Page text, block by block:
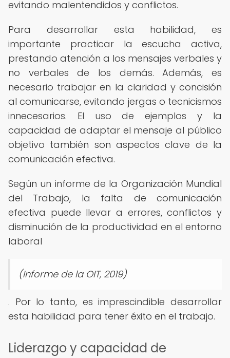
evitando malentendidos y conflictos.
Para desarrollar esta habilidad, es
importante practicar la escucha activa,
prestando atención a los mensajes verbales y
no verbales de los demás. Además, es
necesario trabajar en la claridad y concisión
al comunicarse, evitando jergas o tecnicismos
innecesarios. El uso de ejemplos y la
capacidad de adaptar el mensaje al público
objetivo también son aspectos clave de la
comunicación efectiva.
Según un informe de la Organización Mundial
del Trabajo, la falta de comunicación
efectiva puede llevar a errores, conflictos y
disminución de la productividad en el entorno
laboral
(Informe de la OIT, 2019)
. Por lo tanto, es imprescindible desarrollar
esta habilidad para tener éxito en el trabajo.
Liderazgo y capacidad de